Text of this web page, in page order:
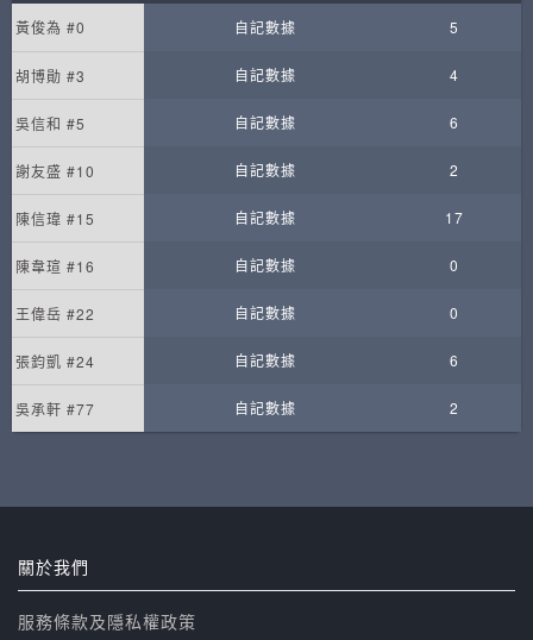
黃俊為 #0 自記數據 5
胡博勛 #3 自記數據 4
吳信和 #5 自記數據 6
謝友盛 #10 自記數據 2
陳信瑋 #15 自記數據 17
陳韋瑄 #16 自記數據 0
王偉岳 #22 自記數據 0
張鈞凱 #24 自記數據 6
吳承軒 #77 自記數據 2
關於我們
服務條款及隱私權政策